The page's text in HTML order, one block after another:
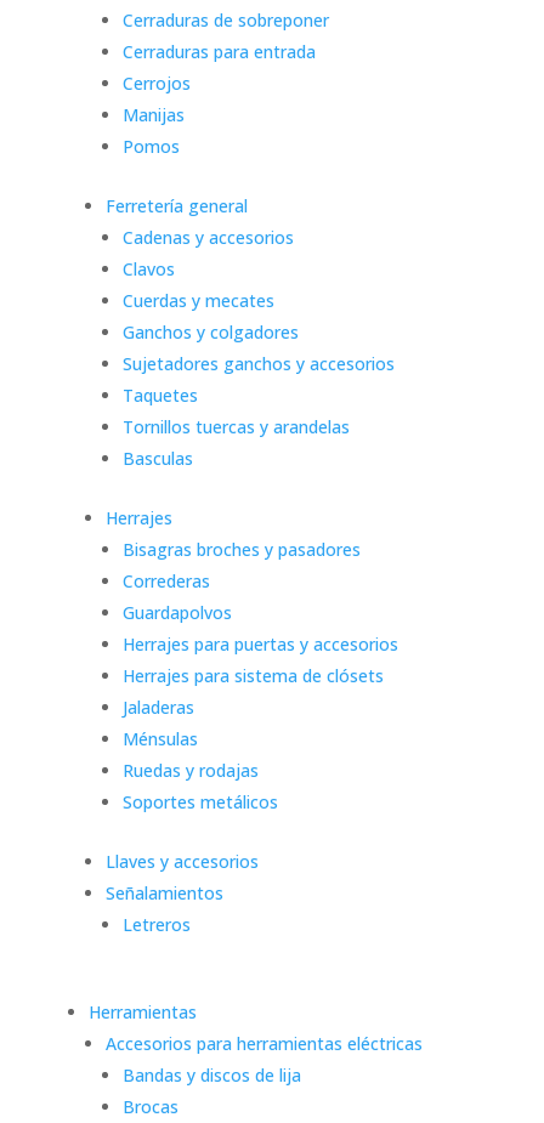
Cerraduras de sobreponer
Cerraduras para entrada
Cerrojos
Manijas
Pomos
Ferretería general
Cadenas y accesorios
Clavos
Cuerdas y mecates
Ganchos y colgadores
Sujetadores ganchos y accesorios
Taquetes
Tornillos tuercas y arandelas
Basculas
Herrajes
Bisagras broches y pasadores
Correderas
Guardapolvos
Herrajes para puertas y accesorios
Herrajes para sistema de clósets
Jaladeras
Ménsulas
Ruedas y rodajas
Soportes metálicos
Llaves y accesorios
Señalamientos
Letreros
Herramientas
Accesorios para herramientas eléctricas
Bandas y discos de lija
Brocas